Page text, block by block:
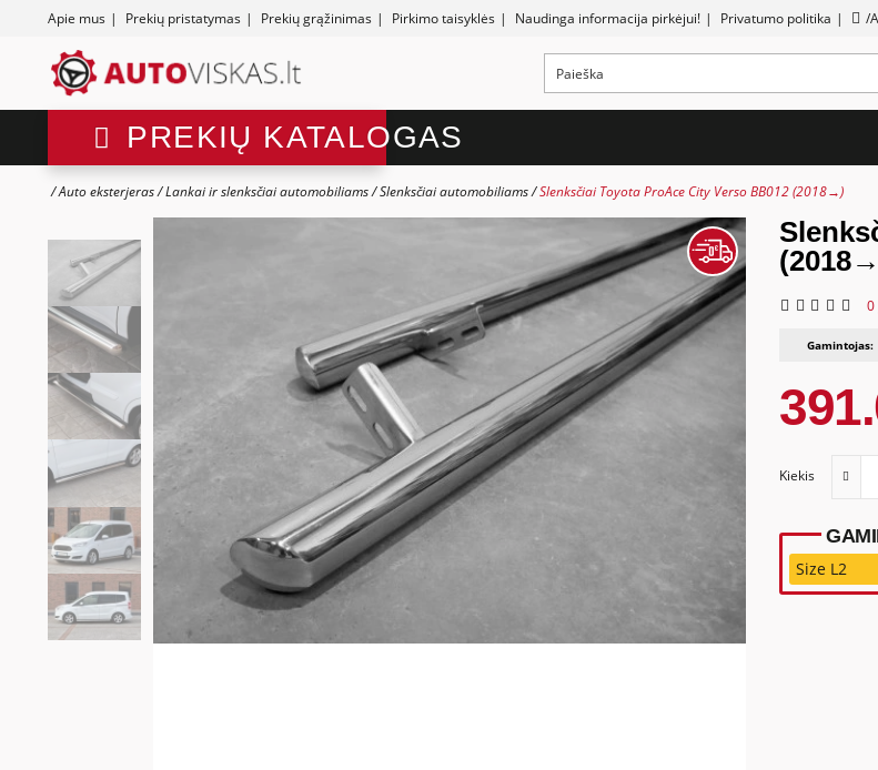
Apie mus | Prekių pristatymas | Prekių grąžinimas | Pirkimo taisyklės | Naudinga informacija pirkėjui! | Privatumo politika | /
PREKIŲ KATALOGAS
Auto eksterjeras Lankai ir slenksčiai automobiliams Slenksčiai automobiliams Slenksčiai Toyota ProAce City Verso BB012 (2018→)
0
Gamintojas:
Kiekis
Size L2